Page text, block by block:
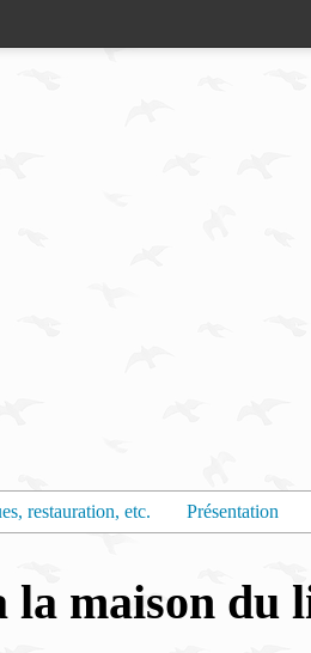
restauration, etc. Présentation
la maison du